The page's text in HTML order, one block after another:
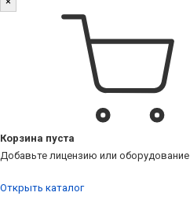
Корзина пуста
Добавьте лицензию или оборудование
Открыть каталог